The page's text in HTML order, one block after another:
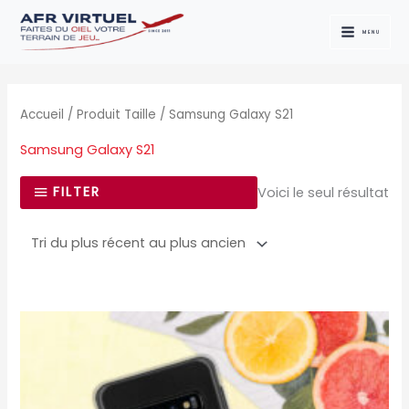
Aller
MENU
Accueil / Produit Taille / Samsung Galaxy S21
Samsung Galaxy S21
FILTER Voici le seul résultat
Ce
produit
a
plusieurs